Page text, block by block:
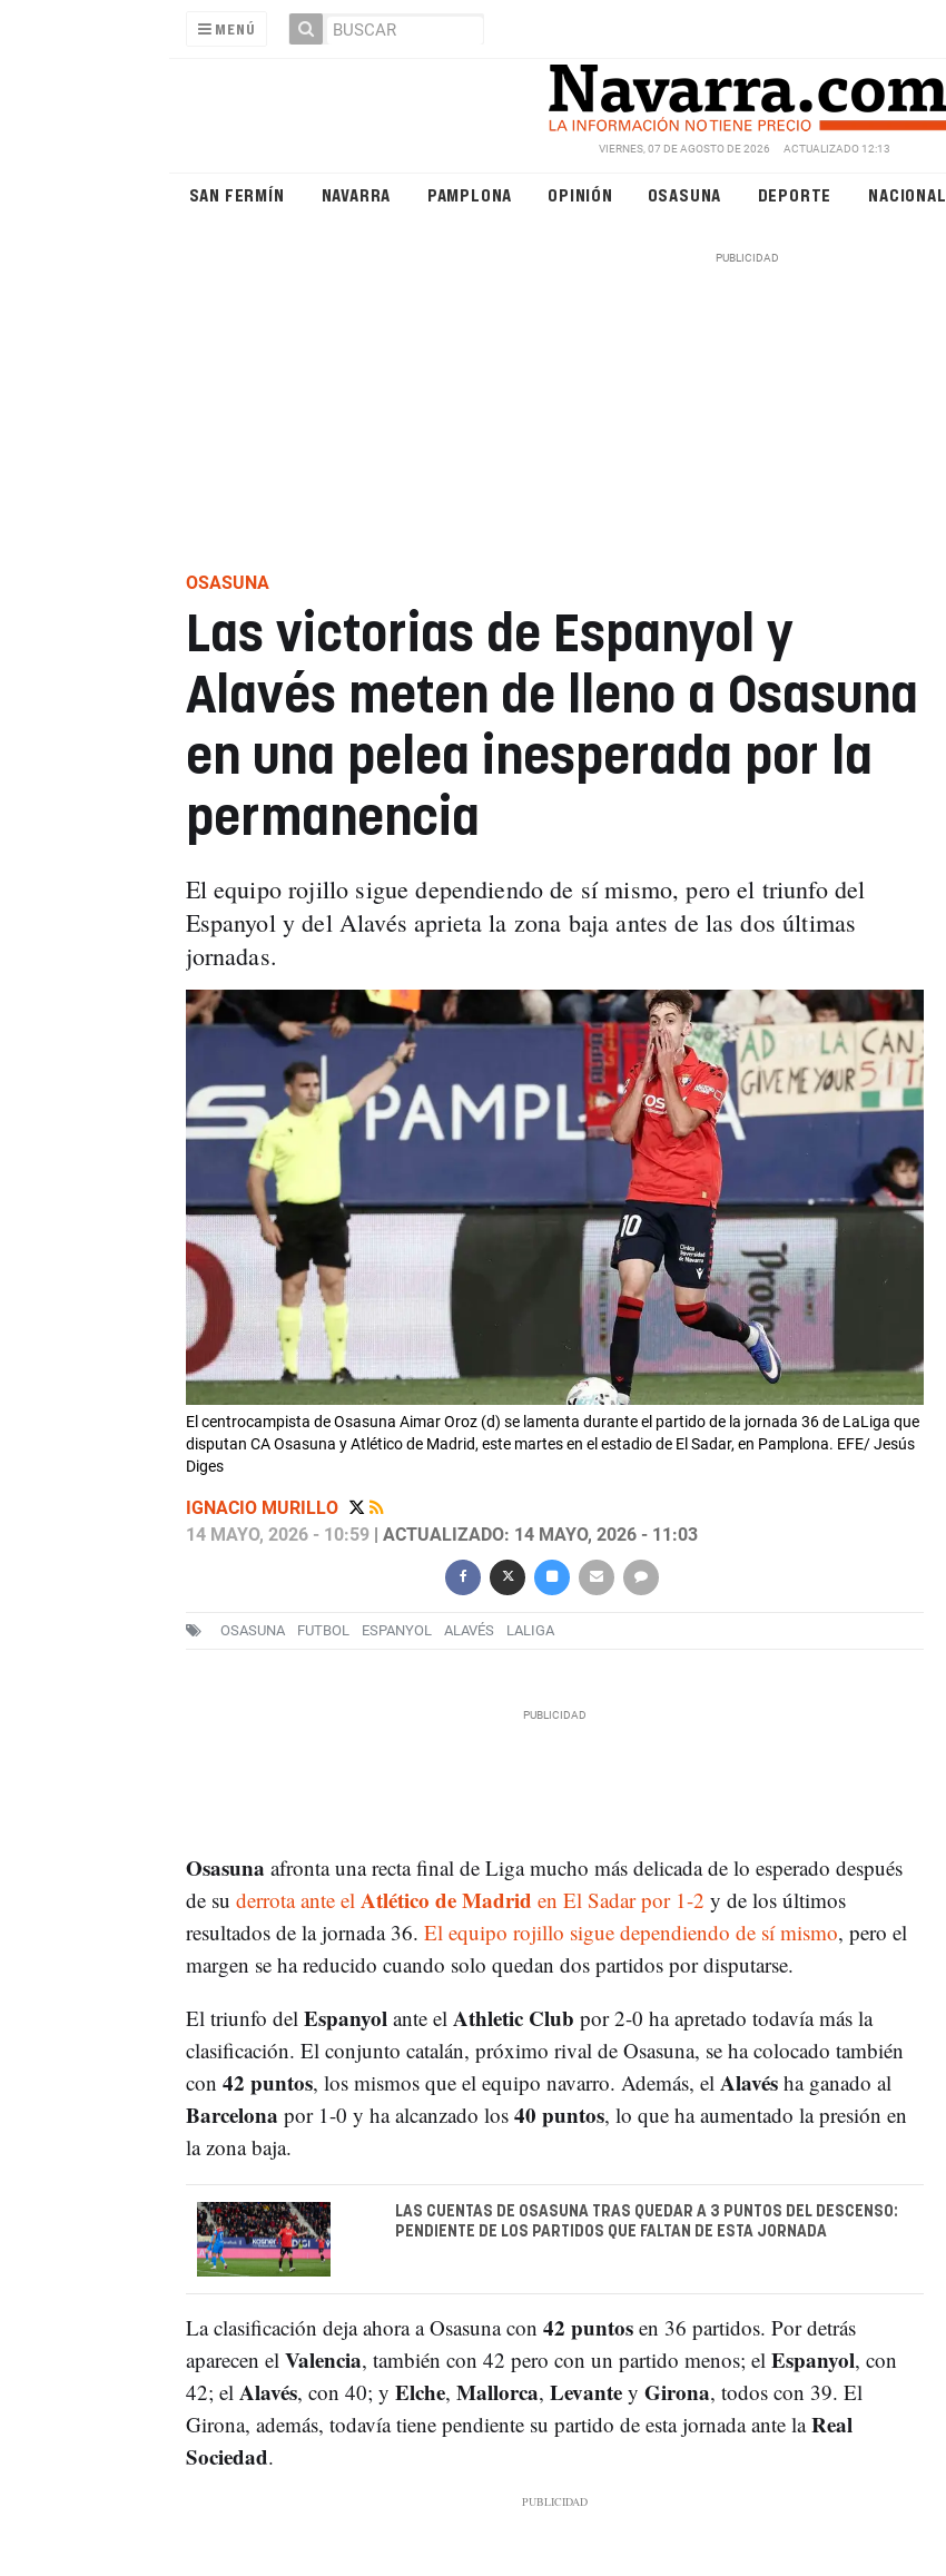
MENÚ
VIERNES, 07 DE AGOSTO DE 2026 ACTUALIZADO 12:13
SAN FERMÍN NAVARRA PAMPLONA OPINIÓN OSASUNA DEPORTE NACIONAL
OSASUNA
Las victorias de Espanyol y
Alavés meten de lleno a Osasuna
en una pelea inesperada por la
permanencia
El equipo rojillo sigue dependiendo de sí mismo, pero el triunfo del
Espanyol y del Alavés aprieta la zona baja antes de las dos últimas
jornadas.
El centrocampista de Osasuna Aimar Oroz (d) se lamenta durante el partido de la jornada 36 de LaLiga que
disputan CA Osasuna y Atlético de Madrid, este martes en el estadio de El Sadar, en Pamplona. EFE/ Jesús
Diges
IGNACIO MURILLO
14 MAYO, 2026 - 10:59| ACTUALIZADO: 14 MAYO, 2026 - 11:03
OSASUNA FUTBOL ESPANYOL ALAVÉS LALIGA
Osasuna afronta una recta final de Liga mucho más delicada de lo esperado después
de su derrota ante el Atlético de Madrid en El Sadar por 1-2 y de los últimos
resultados de la jornada 36. El equipo rojillo sigue dependiendo de sí mismo, pero el
margen se ha reducido cuando solo quedan dos partidos por disputarse.
El triunfo del Espanyol ante el Athletic Club por 2-0 ha apretado todavía más la
clasificación. El conjunto catalán, próximo rival de Osasuna, se ha colocado también
con 42 puntos, los mismos que el equipo navarro. Además, el Alavésha ganado al
Barcelona por 1-0 y ha alcanzado los 40 puntos, lo que ha aumentado la presión en
la zona baja.
LAS CUENTAS DE OSASUNA TRAS QUEDAR A 3 PUNTOS DEL DESCENSO:
PENDIENTE DE LOS PARTIDOS QUE FALTAN DE ESTA JORNADA
La clasificación deja ahora a Osasuna con 42 puntosen 36 partidos. Por detrás
aparecen el Valencia, también con 42 pero con un partido menos; el Espanyol, con
42; el Alavés, con 40; y Elche, Mallorca, Levantey Girona, todos con 39. El
Girona, además, todavía tiene pendiente su partido de esta jornada ante laReal
Sociedad.